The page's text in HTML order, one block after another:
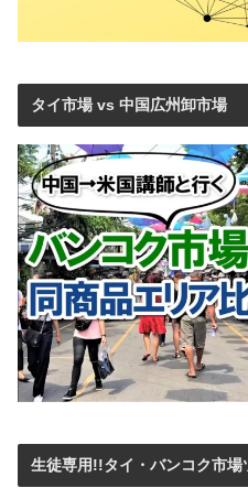
タイ市場 vs 中国広州卸市場
生徒専用!!タイ・バンコク市場